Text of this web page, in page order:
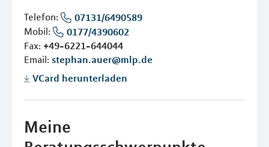
Telefon:
07131/6490589
Mobil:
0177/4390602
Fax: +49-6221-644044
Email: stephan.auer@mlp.de
VCard herunterladen
Meine